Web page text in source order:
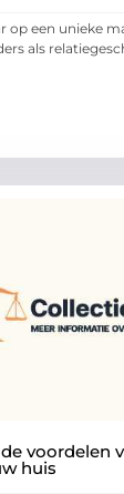
op een unieke
als
voordelen
huis